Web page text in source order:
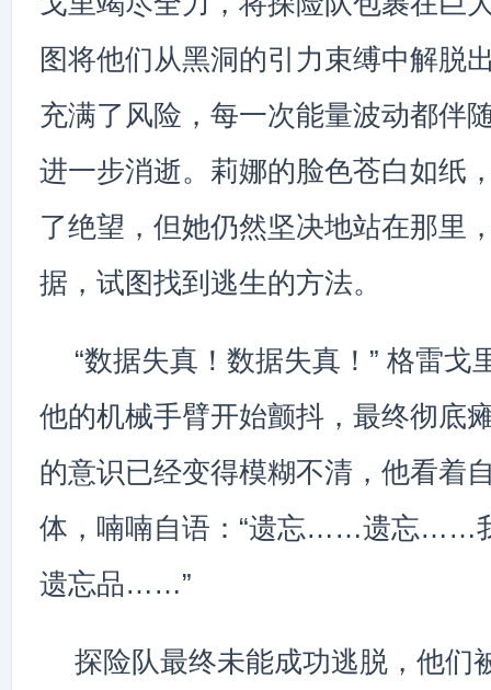
图将他们从黑洞的引力束缚中解脱
充满了风险，每一次能量波动都伴
进一步消逝。莉娜的脸色苍白如纸
了绝望，但她仍然坚决地站在那里
据，试图找到逃生的方法。
“数据失真！数据失真！” 格雷戈
他的机械手臂开始颤抖，最终彻底
的意识已经变得模糊不清，他看着
体，喃喃自语：“遗忘……遗忘……
遗忘品……”
探险队最终未能成功逃脱，他们